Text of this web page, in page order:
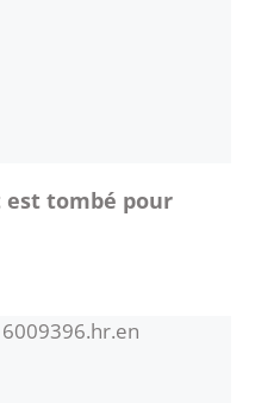
est tombé pour